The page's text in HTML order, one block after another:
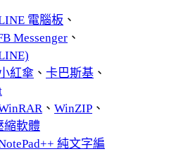
電腦板 、
Messenger 、
紅傘 、 卡巴斯基 、
、 WinZIP 、
縮軟體
純文字編